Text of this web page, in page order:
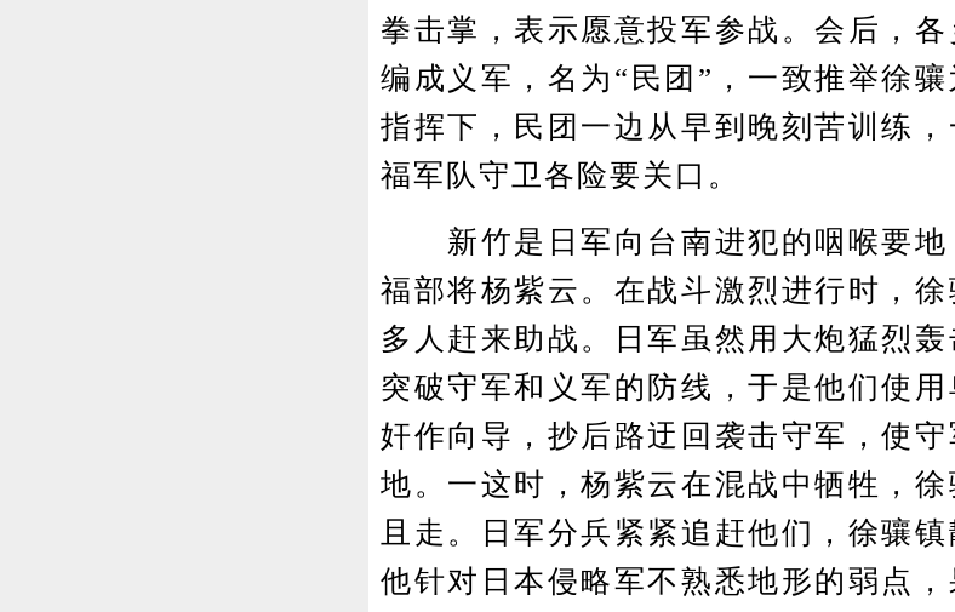
拳击掌，表示愿意投军参战。会后，
编成义军，名为“民团”，一致推举徐
指挥下，民团一边从早到晚刻苦训练
福军队守卫各险要关口。
新竹是日军向台南进犯的咽喉要地
福部将杨紫云。在战斗激烈进行时，
多人赶来助战。日军虽然用大炮猛烈
突破守军和义军的防线，于是他们使
奸作向导，抄后路迂回袭击守军，使
地。一这时，杨紫云在混战中牺牲，
且走。日军分兵紧紧追赶他们，徐骧镇
他针对日本侵略军不熟悉地形的弱点